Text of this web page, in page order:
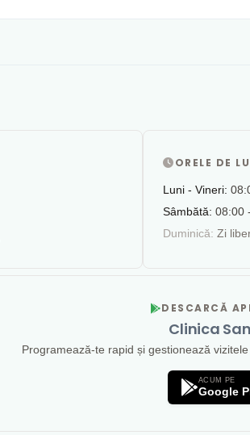
ORELE DE
Luni - Vineri:
Sâmbătă: 08:00
Duminică: Zi
DESCARCĂ
Clinica
Programează-te rapid și gestionează
ACUM PE
Google